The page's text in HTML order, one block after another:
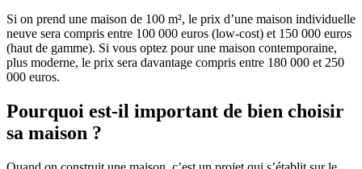
Si on prend une maison de 100 m², le prix d’une maison individuelle
neuve sera compris entre 100 000 euros (low-cost) et 150 000 euros
(haut de gamme). Si vous optez pour une maison contemporaine,
plus moderne, le prix sera davantage compris entre 180 000 et 250
000 euros.
Pourquoi est-il important de bien choisir
sa maison ?